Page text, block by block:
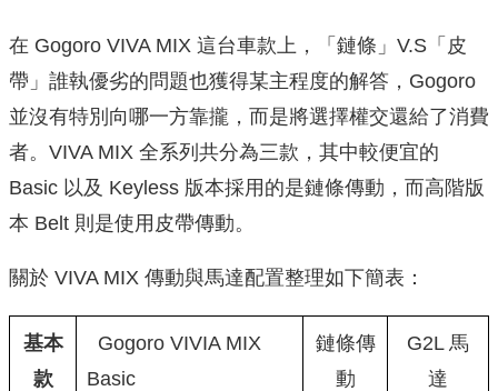
在 Gogoro VIVA MIX 這台車款上，「鏈條」V.S「皮
帶」誰執優劣的問題也獲得某主程度的解答，Gogoro
並沒有特別向哪一方靠攏，而是將選擇權交還給了消費
者。VIVA MIX 全系列共分為三款，其中較便宜的
Basic 以及 Keyless 版本採用的是鏈條傳動，而高階版
本 Belt 則是使用皮帶傳動。
關於 VIVA MIX 傳動與馬達配置整理如下簡表：
基本
款
Gogoro VIVIA MIX
Basic
鏈條傳
動
G2L 馬
達